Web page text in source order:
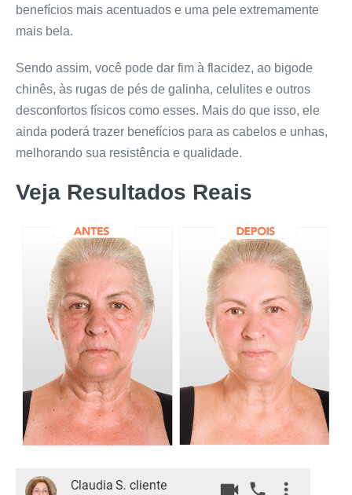
benefícios mais acentuados e uma pele extremamente
mais bela.
Sendo assim, você pode dar fim à flacidez, ao bigode
chinês, às rugas de pés de galinha, celulites e outros
desconfortos físicos como esses. Mais do que isso, ele
ainda poderá trazer benefícios para as cabelos e unhas,
melhorando sua resistência e qualidade.
Veja Resultados Reais